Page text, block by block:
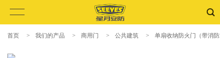
首页 > 我们的产品 > 商用门 > 公共建筑 > 单扇收纳防火门（带消